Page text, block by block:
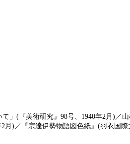
」(『美術研究』98号、1940年2月)／
月)／『宗達伊勢物語図色紙』(羽衣国